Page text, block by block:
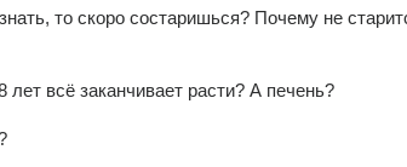
то скоро состаришься? Почему не
лет всё заканчивает расти? А печень?